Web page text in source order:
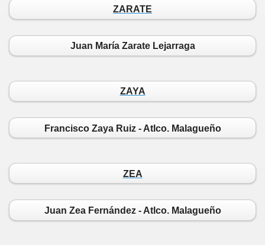
ZARATE
Juan María Zarate Lejarraga
ZAYA
Francisco Zaya Ruiz - Atlco. Malagueño
ZEA
Juan Zea Fernández - Atlco. Malagueño